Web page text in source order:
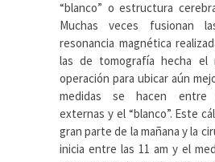
“blanco” o estructura
Muchas veces fusionan
resonancia magnética
las de tomografía hecha el
operación para ubicar aún
medidas se hacen entre
externas y el “blanco”. Este
gran parte de la mañana y la
inicia entre las 11 am y el